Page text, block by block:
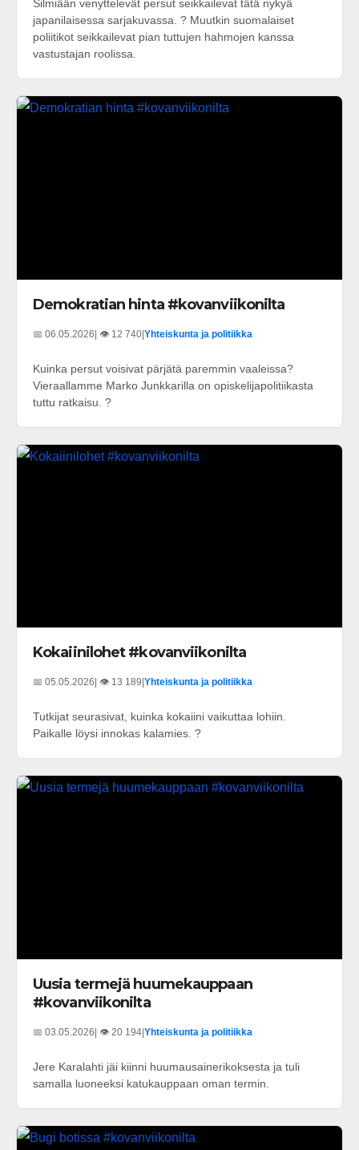
Silmiään venyttelevät persut seikkailevat tätä nykyä
japanilaisessa sarjakuvassa. ? Muutkin suomalaiset
poliitikot seikkailevat pian tuttujen hahmojen kanssa
vastustajan roolissa.
Demokratian hinta #kovanviikonilta
📅 06.05.2026| 👁️ 12 740|Yhteiskunta ja politiikka
Kuinka persut voisivat pärjätä paremmin vaaleissa?
Vieraallamme Marko Junkkarilla on opiskelijapolitiikasta
tuttu ratkaisu. ?
Kokaiinilohet #kovanviikonilta
📅 05.05.2026 | 👁️ 13 189 Yhteiskunta ja politiikka
Tutkijat seurasivat, kuinka kokaiini vaikuttaa lohiin.
Paikalle löysi innokas kalamies. ?
Uusia termejä huumekauppaan
#kovanviikonilta
📅 03.05.2026| 👁️ 20 194|Yhteiskunta ja politiikka
Jere Karalahti jäi kiinni huumausainerikoksesta ja tuli
samalla luoneeksi katukauppaan oman termin.